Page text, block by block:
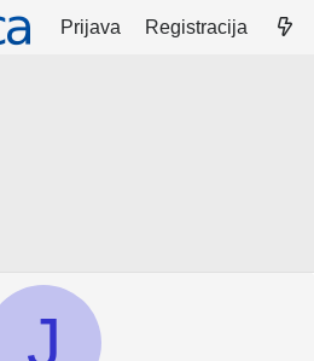
Prijava Registracija
J